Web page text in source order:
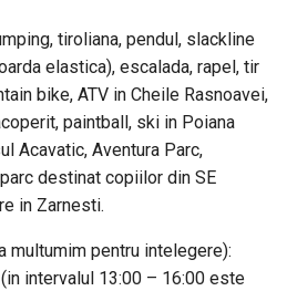
tiroliana, pendul, slackline
elastica), escalada, rapel, tir
bike, ATV in Cheile Rasnoavei,
paintball, ski in Poiana
Acavatic, Aventura Parc,
destinat copiilor din SE
in Zarnesti.
multumim pentru intelegere):
intervalul 13:00 – 16:00 este